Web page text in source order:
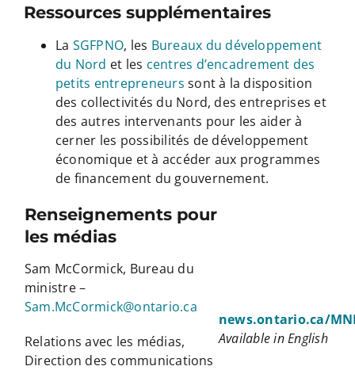
Ressources supplémentaires
La SGFPNO, les Bureaux du développement
du Nord et les centres d’encadrement des
petits entrepreneurs sont à la disposition
des collectivités du Nord, des entreprises et
des autres intervenants pour les aider à
cerner les possibilités de développement
économique et à accéder aux programmes
de financement du gouvernement.
Renseignements pour
les médias
Sam McCormick, Bureau du
ministre –
Sam.McCormick@ontario.ca
Relations avec les médias,
Direction des communications
news.ontario.ca/
Available in English